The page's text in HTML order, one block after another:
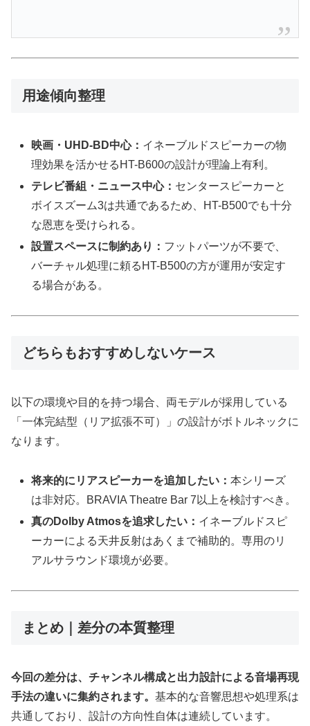
用途傾向整理
映画・UHD-BD中心： イネーブルドスピーカーの物
理効果を活かせるHT-B600の設計が理論上有利。
テレビ番組・ニュース中心： センタースピーカーと
ボイスズーム3は共通であるため、HT-B500でも十分
な恩恵を受けられる。
設置スペースに制約あり： フットパーツが不要で、
バーチャル処理に頼るHT-B500の方が運用が安定す
る場合がある。
どちらもおすすめしないケース
以下の環境や目的を持つ場合、両モデルが採用している
「一体完結型（リア拡張不可）」の設計がボトルネックに
なります。
将来的にリアスピーカーを追加したい：本シリーズ
は非対応。BRAVIA Theatre Bar 7以上を検討すべき。
真のDolby Atmosを追求したい： イネーブルドスピ
ーカーによる天井反射はあくまで補助的。専用のリ
アルサラウンド環境が必要。
まとめ｜差分の本質整理
今回の差分は、チャンネル構成と出力設計による音場再現
手法の違いに集約されます。 基本的な音響思想や処理系は
共通しており、設計の方向性自体は連続しています。